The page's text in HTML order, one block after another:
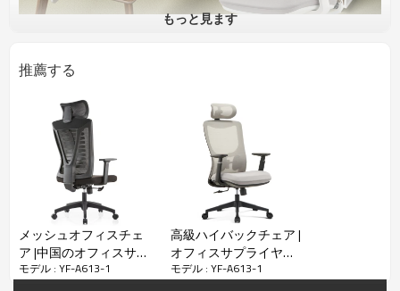
材料：
• 椅子の背もたれ: PP バックフレーム、高品質 3D 生地
• シート:高密度成形スポンジ
• ガスリフト:#85 balck ガスリフト
• ベース:320mm スクエアクロームベース
• キャスター:50mm balck PA キャスター
• さまざまな色をカスタマイズできます
もっと見ます
推薦する
メッシュオフィスチェ
ア |中国のオフィスサプ
ライヤー向け人間工学
モデル : YF-A613-1
高級ハイバックチェア |
オフィスサプライヤー
向けのランバーサポー
モデル : YF-A613-1